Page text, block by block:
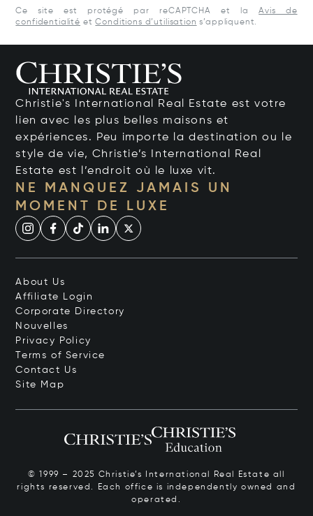
Ce site est protégé par reCAPTCHA et la
Avis de
confidentialité etConditions d’utilisation s’appliquent.
Christie's International Real Estate est votre
lien avec les plus belles maisons et
expériences. Peu importe la destination ou le
style de vie, Christie’s International Real
Estate est l’endroit où le luxe vit.
NE MANQUEZ JAMAIS UN
MOMENT DE LUXE
About Us
Affiliate Login
Corporate Directory
Nouvelles
Privacy Policy
Terms of Service
Contact Us
Site Map
© 1999 – 2025 Christie’s International Real Estate all
rights reserved. Each office is independently owned and
operated.